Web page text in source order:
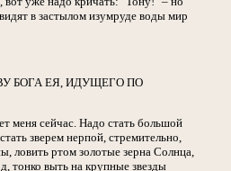
видят в застылом изумруде воды мир
БОГА ЕЯ, ИДУЩЕГО ПО
меня сейчас. Надо стать большой
зверем нерпой, стремительно,
ловить ртом золотые зерна Солнца,
тонко выть на крупные звезды